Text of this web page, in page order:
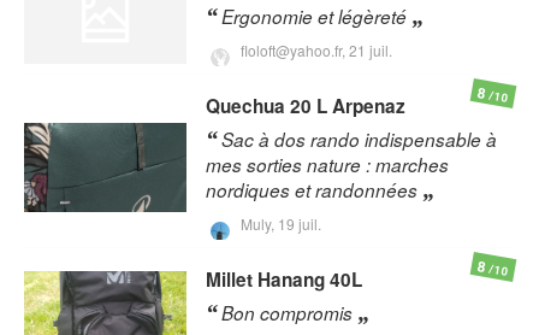
Ergonomie et légèreté
floloft@yahoo.fr, 21 juil.
Quechua 20 L Arpenaz
Sac à dos rando indispensable à
mes sorties nature : marches
nordiques et randonnées
Muly, 19 juil.
8/10
Millet Hanang 40L
Bon compromis
8/10